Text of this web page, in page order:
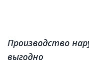
Производство
выгодно